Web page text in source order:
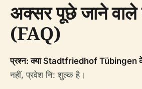
अक्सर पूछे जाने वाले
(FAQ)
प्रश्न: क्या Stadtfriedhof Tübingen
नहीं, प्रवेश नि: शुल्क है।